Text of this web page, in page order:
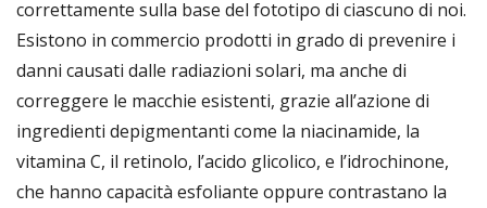
correttamente sulla base del fototipo di ciascuno di noi.
Esistono in commercio prodotti in grado di prevenire i
danni causati dalle radiazioni solari, ma anche di
correggere le macchie esistenti, grazie all’azione di
ingredienti depigmentanti come la niacinamide, la
vitamina C, il retinolo, l’acido glicolico, e l’idrochinone,
che hanno capacità esfoliante oppure contrastano la